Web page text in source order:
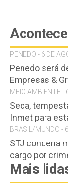
PENEDO - 6 DE
Penedo será
Empresas &
MEIO AMBIENTE -
Seca,
Inmet para
BRASIL/MUNDO -
STJ condena
cargo por
Mais